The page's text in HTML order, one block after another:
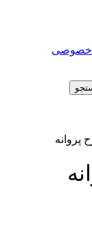
خصوصی
پروانه